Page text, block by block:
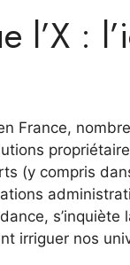
l’X :
France,
(y compris
irriguer nos